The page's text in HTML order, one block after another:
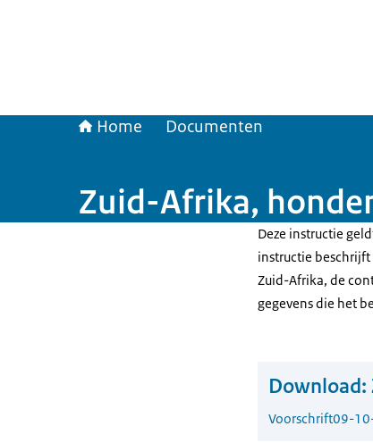
Home Documenten
Zuid-Afrika,
Deze instructie
instructie
Zuid-Afrika, de
gegevens die het
Download:
Voorschrift09-